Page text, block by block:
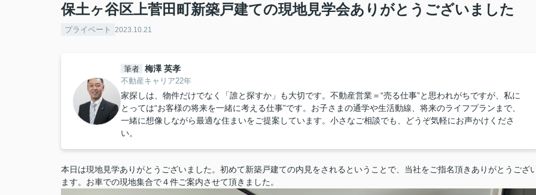
保土ヶ谷区上菅田町新築戸建ての現地見学会ありがとうございました
プライベート 2023.10.21
筆者 梅澤 英孝
不動産キャリア22年
家探しは、物件だけでなく「誰と探すか」も大切です。不動産営業＝“売る仕事”と思われがちですが、私に
とっては“お客様の将来を一緒に考える仕事”です。お子さまの通学や生活動線、将来のライフプランまで、
一緒に想像しながら最適な住まいをご提案しています。小さなご相談でも、どうぞ気軽にお声かけくださ
い。
本日は現地見学ありがとうございました。初めて新築戸建ての内見をされるということで、当社をご指名頂きありがとうござ
ます。お車での現地集合で４件ご案内させて頂きました。